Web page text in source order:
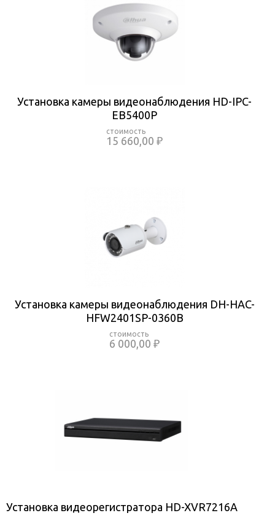
Установка камеры видеонаблюдения HD-IPC-
EB5400P
15 660,00 ₽
Установка камеры видеонаблюдения DH-HAC-
HFW2401SP-0360B
6 000,00 ₽
Установка видеорегистратора HD-XVR7216A